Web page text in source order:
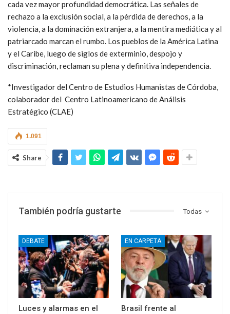
cada vez mayor profundidad democrática. Las señales de
rechazo a la exclusión social, a la pérdida de derechos, a la
violencia, a la dominación extranjera, a la mentira mediática y al
patriarcado marcan el rumbo. Los pueblos de la América Latina
y el Caribe, luego de siglos de exterminio, despojo y
discriminación, reclaman su plena y definitiva independencia.
*Investigador del Centro de Estudios Humanistas de Córdoba,
colaborador del Centro Latinoamericano de Análisis
Estratégico (CLAE)
1.091
Share
Todas
También podría gustarte
DEBATE
Luces y alarmas en el
EN CARPETA
Brasil frente al